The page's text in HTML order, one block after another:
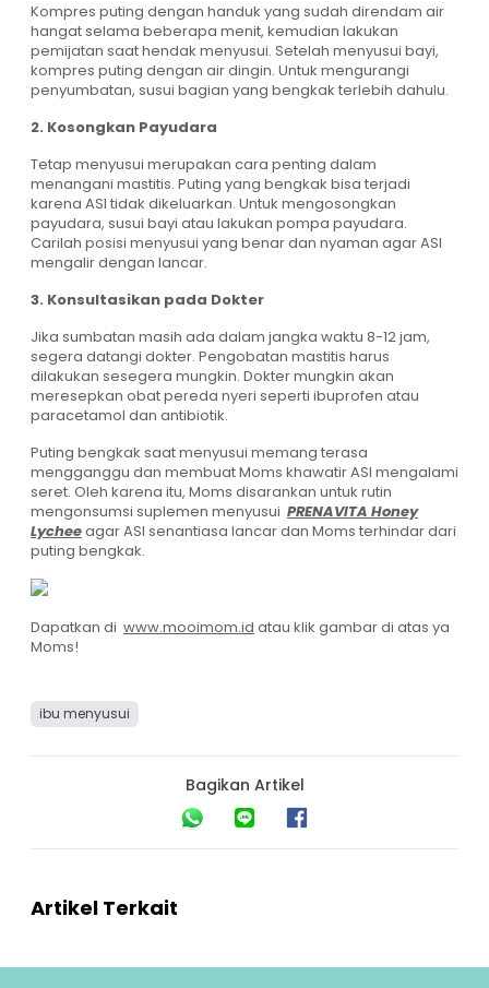
Kompres puting dengan handuk yang sudah direndam air
hangat selama beberapa menit, kemudian lakukan
pemijatan saat hendak menyusui. Setelah menyusui bayi,
kompres puting dengan air dingin. Untuk mengurangi
penyumbatan, susui bagian yang bengkak terlebih dahulu.
2. Kosongkan Payudara
Tetap menyusui merupakan cara penting dalam
menangani mastitis. Puting yang bengkak bisa terjadi
karena ASI tidak dikeluarkan. Untuk mengosongkan
payudara, susui bayi atau lakukan pompa payudara.
Carilah posisi menyusui yang benar dan nyaman agar ASI
mengalir dengan lancar.
3. Konsultasikan pada Dokter
Jika sumbatan masih ada dalam jangka waktu 8-12 jam,
segera datangi dokter. Pengobatan mastitis harus
dilakukan sesegera mungkin. Dokter mungkin akan
meresepkan obat pereda nyeri seperti ibuprofen atau
paracetamol dan antibiotik.
Puting bengkak saat menyusui memang terasa
mengganggu dan membuat Moms khawatir ASI mengalami
seret. Oleh karena itu, Moms disarankan untuk rutin
mengonsumsi suplemen menyusui PRENAVITA Honey
Lycheeagar ASI senantiasa lancar dan Moms terhindar dari
puting bengkak.
Dapatkan di www.mooimom.id atau klik gambar di atas ya
Moms!
ibu menyusui
Bagikan Artikel
Artikel Terkait